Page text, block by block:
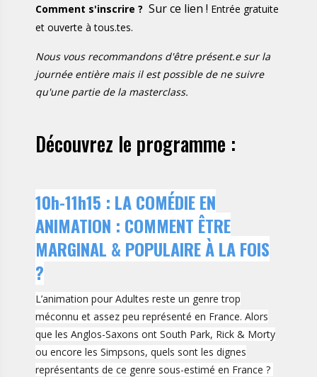
Comment s'inscrire ? Sur ce lien ! Entrée gratuite
et ouverte à tous.tes.
Nous vous recommandons d'être présent.e sur la
journée entière mais il est possible de ne suivre
qu'une partie de la masterclass.
Découvrez le programme :
10h-11h15 : LA COMÉDIE EN
ANIMATION : COMMENT ÊTRE
MARGINAL & POPULAIRE À LA FOIS
?
L’animation pour Adultes reste un genre trop
méconnu et assez peu représenté en France. Alors
que les Anglos-Saxons ont South Park, Rick & Morty
ou encore les Simpsons, quels sont les dignes
représentants de ce genre sous-estimé en France ?